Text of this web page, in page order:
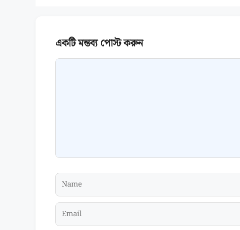
Comment
Name
Email